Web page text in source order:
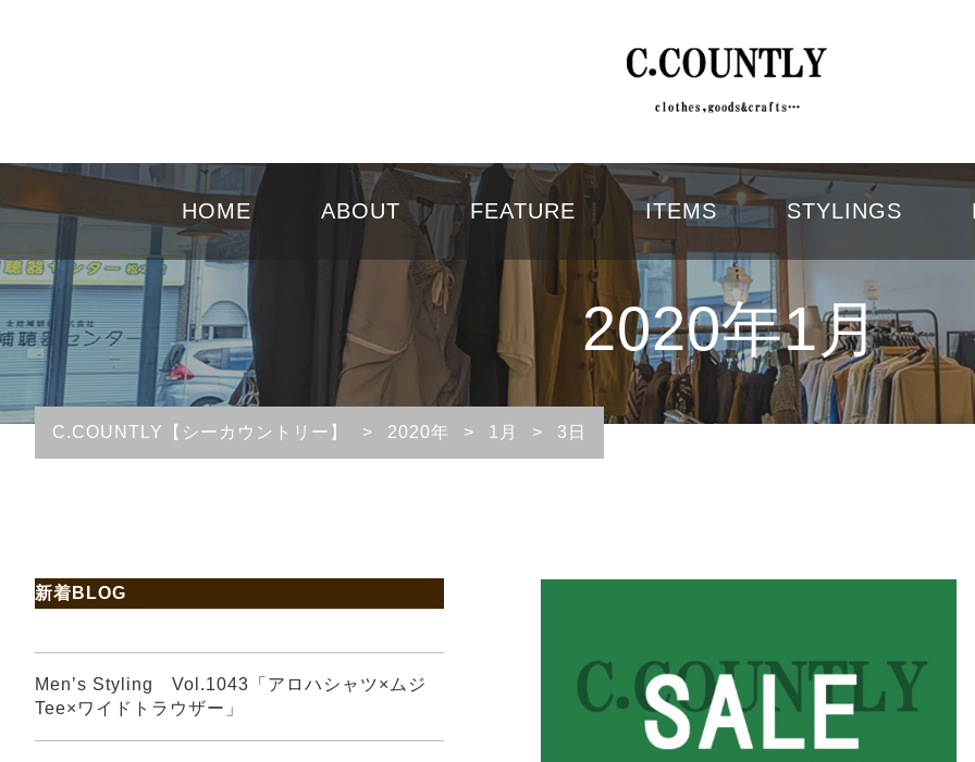
HOME ABOUT FEATURE ITEMS STYLINGS
2020年1月
C.COUNTLY【シーカウントリー】 > 2020年 > 1月 > 3日
新着BLOG
Men’s Styling Vol.1043「アロハシャツ×ムジ
Tee×ワイドトラウザー」